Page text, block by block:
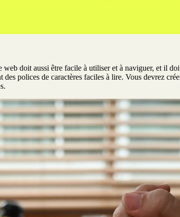
doit aussi être facile à utiliser et à naviguer, et il
polices de caractères faciles à lire. Vous devrez